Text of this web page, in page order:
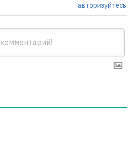
авторизуйтесь